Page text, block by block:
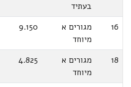
בעתיד
16
מגורים א
מיוחד
9.150
18
מגורים א
מיוחד
4.825